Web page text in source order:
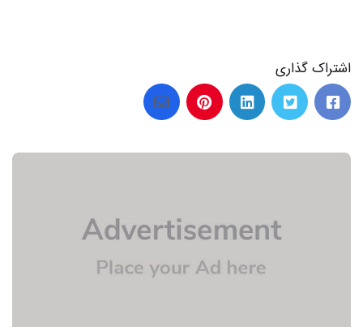
اشتراک گذاری